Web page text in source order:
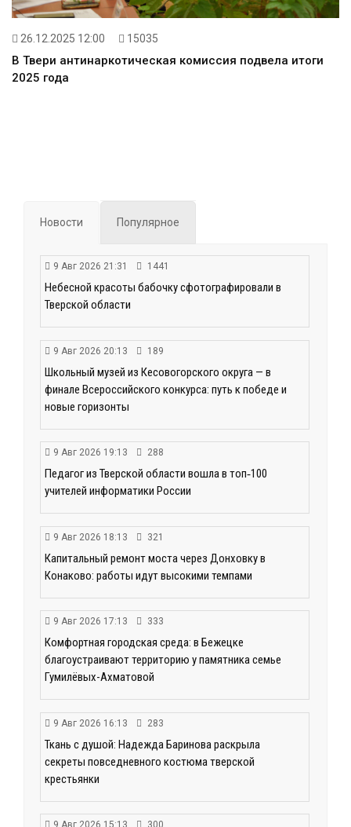
26.12.2025 12:00 15035
В Твери антинаркотическая комиссия подвела итоги
2025 года
Новости Популярное
9 Авг 2026 21:31 1441
Небесной красоты бабочку сфотографировали в
Тверской области
9 Авг 2026 20:13 189
Школьный музей из Кесовогорского округа — в
финале Всероссийского конкурса: путь к победе и
новые горизонты
9 Авг 2026 19:13 288
Педагог из Тверской области вошла в топ‑100
учителей информатики России
9 Авг 2026 18:13 321
Капитальный ремонт моста через Донховку в
Конаково: работы идут высокими темпами
9 Авг 2026 17:13 333
Комфортная городская среда: в Бежецке
благоустраивают территорию у памятника семье
Гумилёвых-Ахматовой
9 Авг 2026 16:13 283
Ткань с душой: Надежда Баринова раскрыла
секреты повседневного костюма тверской
крестьянки
9 Авг 2026 15:13 300